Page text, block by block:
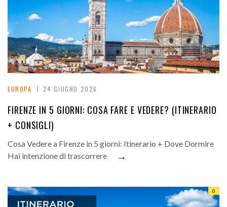
EUROPA 24 GIUGNO 2026
FIRENZE IN 5 GIORNI: COSA FARE E VEDERE? (ITINERARIO
+ CONSIGLI)
Cosa Vedere a Firenze in 5 giorni: Itinerario + Dove Dormire
Hai intenzione di trascorrere
→
0